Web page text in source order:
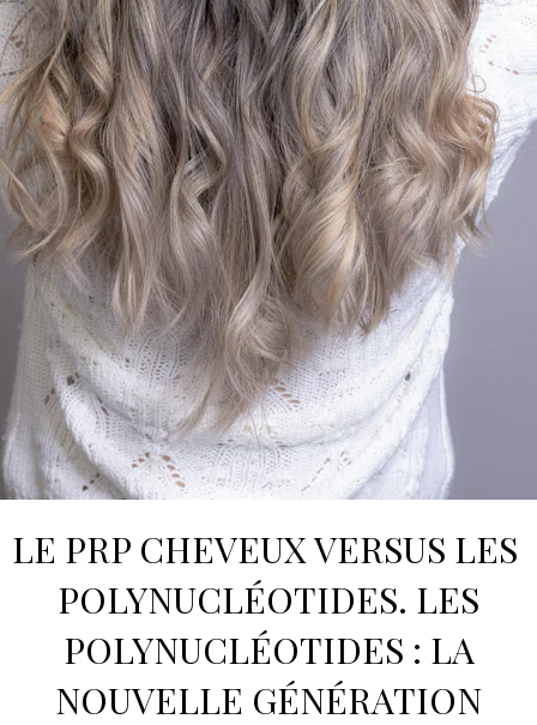
LE PRP CHEVEUXVERSUS LES
POLYNUCLÉOTIDES. LES
POLYNUCLÉOTIDES : LA
NOUVELLE GÉNÉRATION